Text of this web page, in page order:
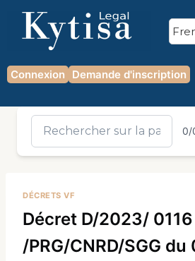
Connexion Demande d'inscription
0/
DÉCRETS VF
Décret D/2023/ 0116
/PRG/CNRD/SGG du